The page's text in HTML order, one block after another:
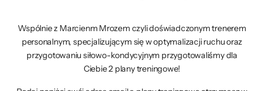
Wspólnie z Marcienm Mrozem czyli doświadczonym trenerem
personalnym, specjalizującym się w optymalizacji ruchu oraz
przygotowaniu siłowo-kondycyjnym przygotowaliśmy dla
Ciebie 2 plany treningowe!